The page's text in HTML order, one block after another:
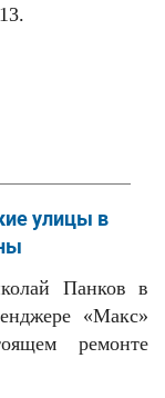
улицы в
Панков в
«Макс»
ремонте